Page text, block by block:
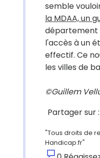
semble
la MDAA, un
département
l'accès à un
effectif. Ce
les villes de
©Guillem
Partager sur :
"Tous droits de
Handicap.fr"